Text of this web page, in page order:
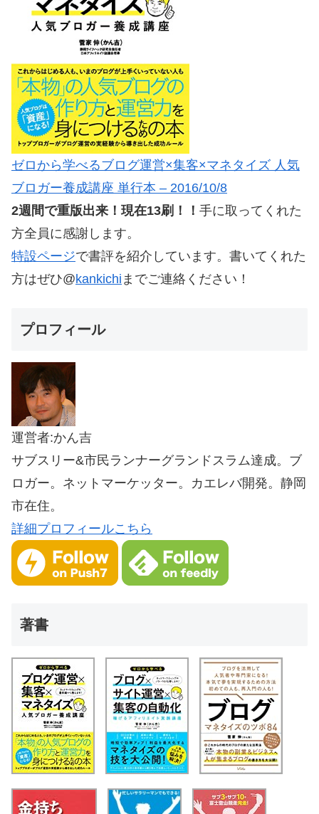
ゼロから学べるブログ運営×集客×マネタイズ 人気
ブロガー養成講座 単行本 – 2016/10/8
2週間で重版出来！現在13刷！！ 手に取ってくれた
方全員に感謝します。
特設ページで書評を紹介しています。書いてくれた
方はぜひ@kankichi までご連絡ください！
プロフィール
運営者:かん吉
サブスリー&市民ランナーグランドスラム達成。ブ
ロガー。ネットマーケッター。カエレバ開発。静岡
市在住。
詳細プロフィールこちら
著書